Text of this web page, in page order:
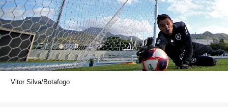
Vitor Silva/Botafogo